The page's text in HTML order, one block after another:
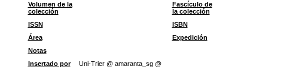
Volumen de la
colección
Fascículo de
la colección
ISSN ISBN
Área
Expedición
Notas
Insertado por
Uni-Trier @ amaranta_sg @